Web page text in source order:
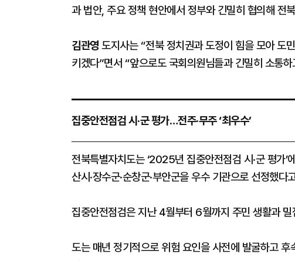
과 법안, 주요 정책 현안에서 정부와 긴밀히 협의해 전
김관영 도지사는 “전북 정치권과 도정이 힘을 모아 도
키겠다”면서 “앞으로도 국회의원님들과 긴밀히 소통
집중안전점검 시·군 평가…전주·무주 ‘최우수’
전북특별자치도는 ‘2025년 집중안전점검 시·군 평가’
산시·장수군·순창군·부안군을 우수 기관으로 선정했다
집중안전점검은 지난 4월부터 6월까지 주민 생활과
도는 매년 정기적으로 위험 요인을 사전에 발굴하고